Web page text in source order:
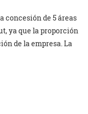
concesión de 5 áreas
ya que la proporción
de la empresa. La